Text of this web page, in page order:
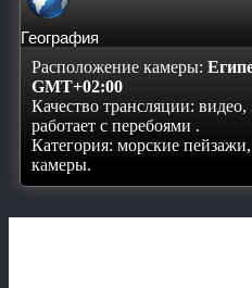
География
Расположение камеры:
GMT+02:00
Качество трансляции: видео,
работает с перебоями .
Категория: морские
камеры.